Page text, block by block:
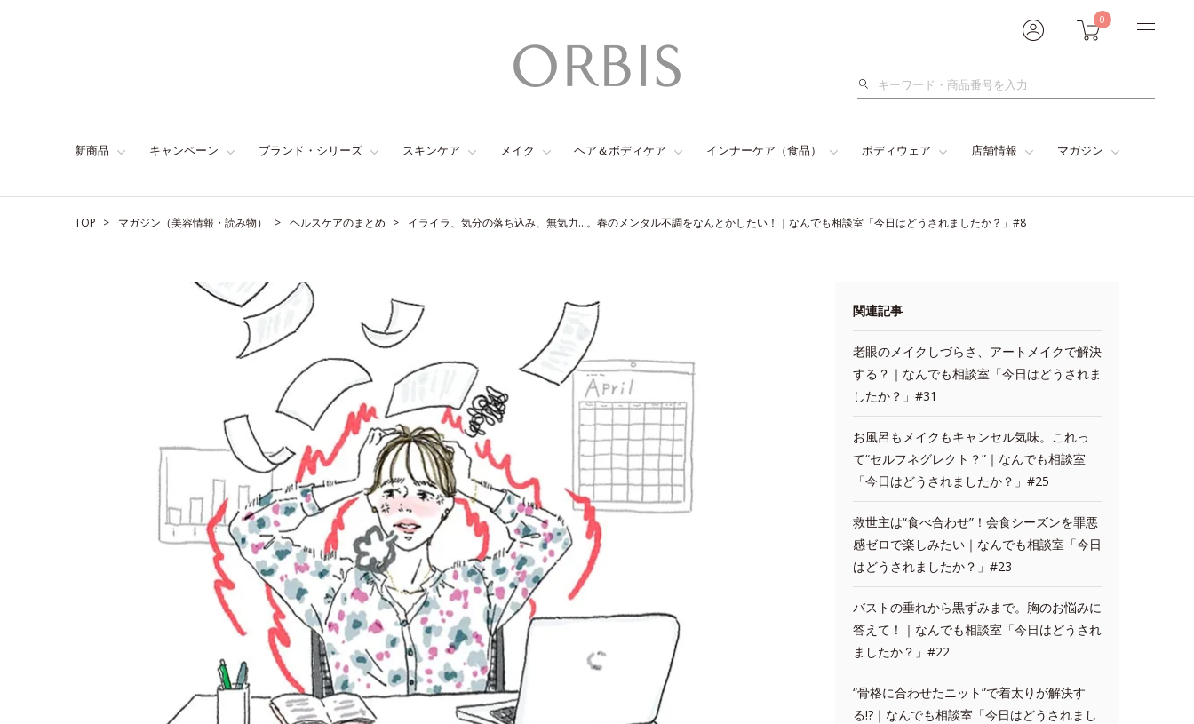
0
検
新商品 キャンペーン ブランド・シリーズ スキンケア メイク ヘア＆ボディケア インナーケア（食品） ボディウェア 店舗情報 マガジン
TOP マガジン（美容情報・読み物） ヘルスケアのまとめ イライラ、気分の落ち込み、無気力…。春のメンタル不調をなんとかしたい！｜なんでも相談室「今日はどうされましたか？」#8
関連記事
老眼のメイクしづらさ、アートメイクで解決
する？｜なんでも相談室「今日はどうされま
したか？」#31
お風呂もメイクもキャンセル気味。これっ
て“セルフネグレクト？”｜なんでも相談室
「今日はどうされましたか？」#25
救世主は“食べ合わせ”！会食シーズンを罪悪
感ゼロで楽しみたい｜なんでも相談室「今日
はどうされましたか？」#23
バストの垂れから黒ずみまで。胸のお悩みに
答えて！｜なんでも相談室「今日はどうされ
ましたか？」#22
“骨格に合わせたニット”で着太りが解決す
る!?｜なんでも相談室「今日はどうされまし